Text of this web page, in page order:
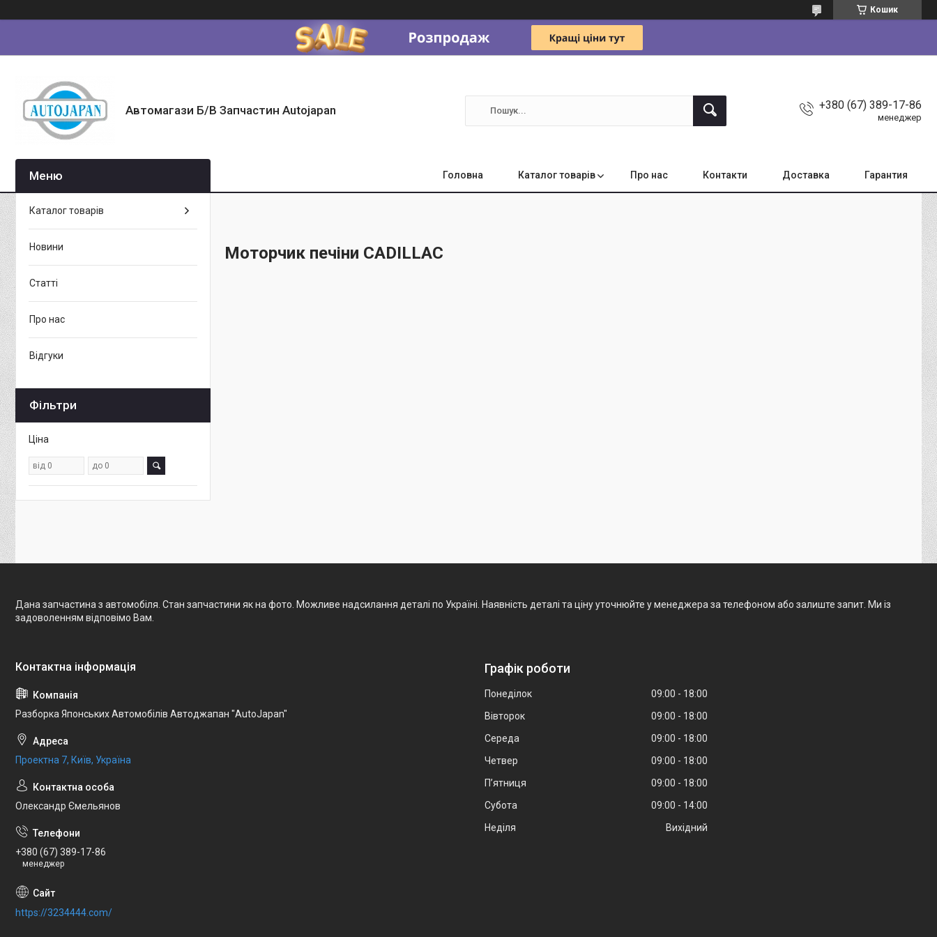
Кошик
Автомагази Б/В Запчастин Autojapan +380 (67) 389-17-86
менеджер
Головна Каталог товарів Про нас Контакти Доставка Гарантия
Моторчик печіни CADILLAC
Каталог товарів
Новини
Статті
Про нас
Відгуки
Фільтри
Ціна
Дана запчастина з автомобіля. Стан запчастини як на фото. Можливе надсилання деталі по Україні. Наявність деталі та ціну уточнюйте у менеджера за телефоном або залиште запит. Ми із
задоволенням відповімо Вам.
Разборка Японських Автомобілів Автоджапан "AutoJapan"
Проектна 7, Київ, Україна
Олександр Ємельянов
+380 (67) 389-17-86
менеджер
https://3234444.com/
Графік роботи
Понеділок 09:00
18:00
Вівторок
09:00
18:00
Середа
09:00
18:00
Четвер
09:00
18:00
Пʼятниця
09:00
18:00
Субота
09:00
14:00
Неділя
Вихідний